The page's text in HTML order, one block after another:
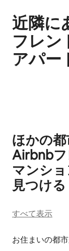
近隣に
フレン
アパー
ほかの
Airbnb⁠
マ⁠ン⁠シ⁠
見⁠つ⁠け⁠る
すべて表示
お住まいの都